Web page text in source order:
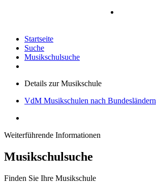
Startseite
Suche
Musikschulsuche
Details zur Musikschule
VdM Musikschulen nach Bundesländern
Weiterführende Informationen
Musikschulsuche
Finden Sie Ihre Musikschule